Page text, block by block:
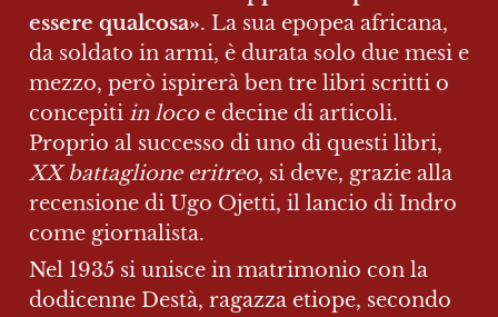
essere qualcosa». La sua epopea africana,
da soldato in armi, è durata solo due mesi e
mezzo, però ispirerà ben tre libri scritti o
concepiti in loco e decine di articoli.
XX battaglione eritreo, si deve, grazie alla
recensione di Ugo Ojetti, il lancio di Indro
come giornalista.
Nel 1935 si unisce in matrimonio con la
dodicenne Destà, ragazza etiope, secondo